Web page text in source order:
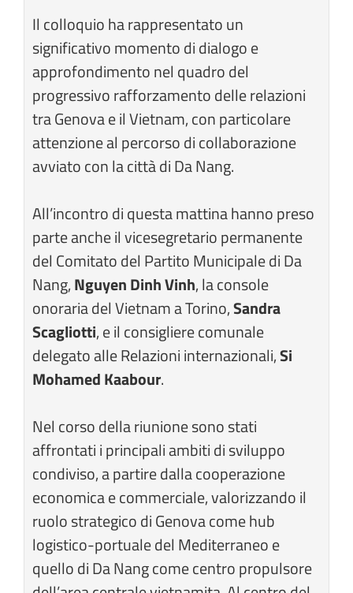
Il colloquio ha rappresentato un
significativo momento di dialogo e
approfondimento nel quadro del
progressivo rafforzamento delle relazioni
tra Genova e il Vietnam, con particolare
attenzione al percorso di collaborazione
avviato con la città di Da Nang.
All’incontro di questa mattina hanno preso
parte anche il vicesegretario permanente
del Comitato del Partito Municipale di Da
Nang,Nguyen Dinh Vinh, la console
onoraria del Vietnam a Torino,Sandra
Scagliotti, e il consigliere comunale
delegato alle Relazioni internazionali,Si
Mohamed Kaabour.
Nel corso della riunione sono stati
affrontati i principali ambiti di sviluppo
condiviso, a partire dalla cooperazione
economica e commerciale, valorizzando il
ruolo strategico di Genova come hub
logistico-portuale del Mediterraneo e
quello di Da Nang come centro propulsore